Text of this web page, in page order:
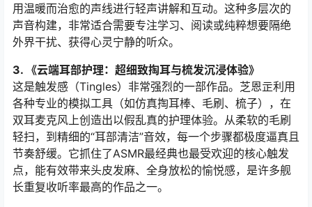
用温暖而治愈的声线进行轻声讲解和互动。这种多层次的
声音构建，非常适合需要专注学习、阅读或纯粹想要隔绝
外界干扰、获得心灵宁静的听众。
3. 《云端耳部护理：超细致掏耳与梳发沉浸体验》
这是触发感（Tingles）非常强烈的一部作品。芝恩㱏利用
各种专业的模拟工具（如仿真掏耳棒、毛刷、梳子），在
双耳麦克风上创造出以假乱真的护理体验。从柔软的毛刷
轻扫，到精细的“耳部清洁”音效，每一个步骤都极度逼真且
节奏舒缓。它抓住了ASMR最经典也最受欢迎的核心触发
点，能有效带来头皮发麻、全身放松的愉悦感，是许多舰
长重复收听率最高的作品之一。